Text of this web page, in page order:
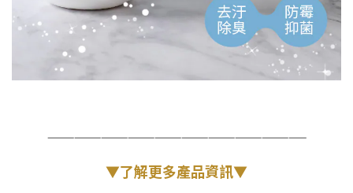
—————————————————————————————
▼了解更多產品資訊▼